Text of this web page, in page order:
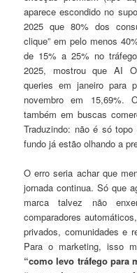
aparece escondido no
2025 que 80% dos
clique” em pelo menos
de 15% a 25% no
2025, mostrou que AI
queries em janeiro para
novembro em 15,69%.
também em buscas
Traduzindo: não é só
fundo já estão olhando a
O erro seria achar que
jornada continua. Só que
marca talvez não
comparadores
privados, comunidades e
Para o marketing, isso
“como levo tráfego para